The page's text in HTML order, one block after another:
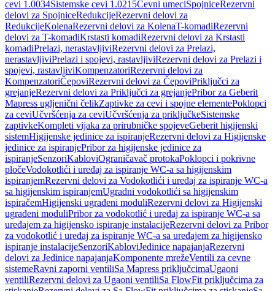
cevi 1.0034Sistemske cevi 1.0215Cevni umeciSpojniceRezervni
delovi za SpojniceRedukcijeRezervni delovi za
RedukcijeKolenaRezervni delovi za KolenaT-komadiRezervni
delovi za T-komadiKrstasti komadiRezervni delovi za Krstasti
komadiPrelazi, nerastavljiviRezervni delovi za Prelazi,
nerastavljiviPrelazi i spojevi, rastavljiviRezervni delovi za Prelazi i
spojevi, rastavljiviKompenzatoriRezervni delovi za
KompenzatoriČepoviRezervni delovi za ČepoviPriključci za
grejanjeRezervni delovi za Priključci za grejanjePribor za Geberit
Mapress ugljenični čelikZaptivke za cevi i spojne elementePoklopci
za ceviUčvršćenja za ceviUčvršćenja za priključkeSistemske
zaptivkeKompleti vijaka za prirubničke spojeveGeberit higijenski
sistemHigijenske jedinice za ispiranjeRezervni delovi za Higijenske
jedinice za ispiranjePribor za higijenske jedinice za
ispiranjeSenzoriKabloviOgraničavač protokaPoklopci i pokrivne
pločeVodokotlići i uređaj za ispiranje WC-a sa higijenskim
ispiranjemRezervni delovi za Vodokotlići i uređaj za ispiranje WC-a
sa higijenskim ispiranjemUgradni vodokotlići sa higijenskim
ispiračemHigijenski ugrađeni moduliRezervni delovi za Higijenski
ugrađeni moduliPribor za vodokotlić i uređaj za ispiranje WC-a sa
uređajem za higijensko ispiranje instalacijeRezervni delovi za Pribor
za vodokotlić i uređaj za ispiranje WC-a sa uređajem za higijensko
ispiranje instalacijeSenzoriKabloviJedinice napajanjaRezervni
delovi za Jedinice napajanjaKomponente mrežeVentili za cevne
sistemeRavni zaporni ventiliSa Mapress priključcimaUgaoni
ventiliRezervni delovi za Ugaoni ventiliSa FlowFit priključcima za